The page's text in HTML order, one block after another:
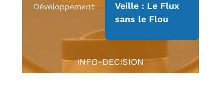
Développement
Veille : Le Flux
sans le Flou
INFO-DECISION